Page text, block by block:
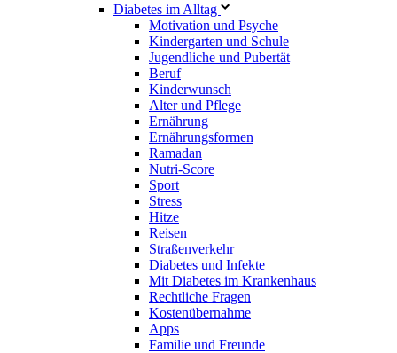
Diabetes im Alltag
Motivation und Psyche
Kindergarten und Schule
Jugendliche und Pubertät
Beruf
Kinderwunsch
Alter und Pflege
Ernährung
Ernährungsformen
Ramadan
Nutri-Score
Sport
Stress
Hitze
Reisen
Straßenverkehr
Diabetes und Infekte
Mit Diabetes im Krankenhaus
Rechtliche Fragen
Kostenübernahme
Apps
Familie und Freunde